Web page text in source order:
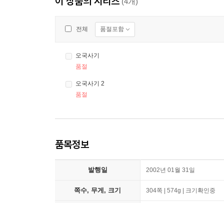
전체 품절포함
오국사기
품절
오국사기 2
품절
품목정보
발행일 2002년 01월 31일
쪽수, 무게, 크기 304쪽 | 574g | 크기확인중